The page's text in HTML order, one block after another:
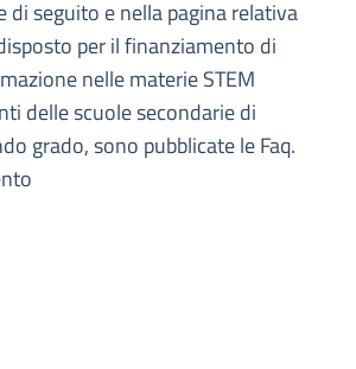
di seguito e nella pagina relativa
per il finanziamento di
nelle materie STEM
delle scuole secondarie di
grado, sono pubblicate le Faq.